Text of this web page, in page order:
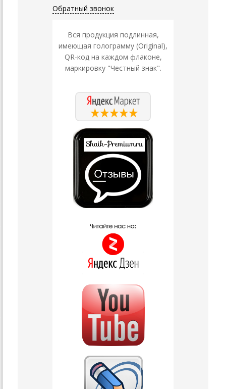
Обратный звонок
Вся продукция подлинная,
имеющая голограмму (Original),
QR-код на каждом флаконе,
маркировку "Честный знак".